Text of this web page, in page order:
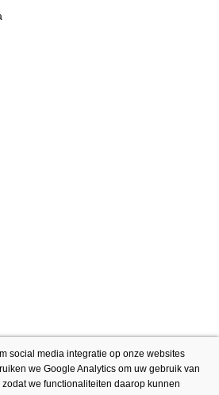
social media integratie op onze websites
we Google Analytics om uw gebruik van
we functionaliteiten daarop kunnen